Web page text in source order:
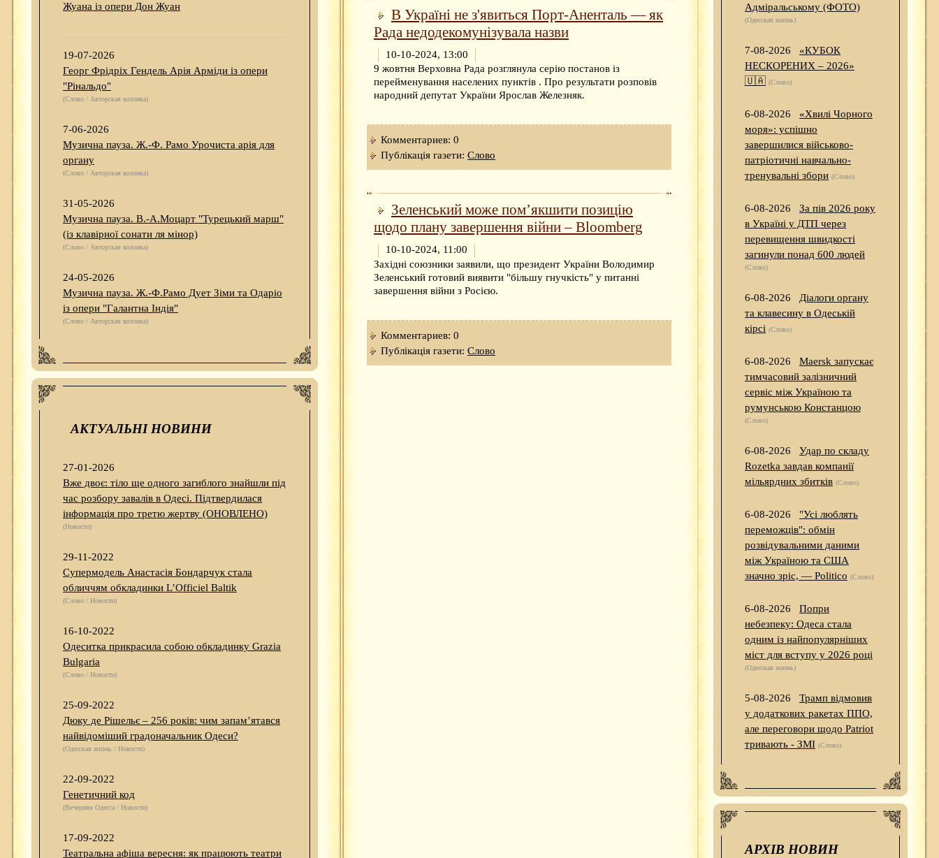
Жуана із опери Дон Жуан
19-07-2026
Георг Фрідріх Гендель Арія Арміди із опери
"Рінальдо"
(Слово / Авторская колонка)
7-06-2026
Музична пауза. Ж.-Ф. Рамо Урочиста арія для
органу
(Слово / Авторская колонка)
31-05-2026
Музична пауза. В.-А.Моцарт "Турецький марш"
(із клавірної сонати ля мінор)
(Слово / Авторская колонка)
24-05-2026
Музична пауза. Ж.-Ф.Рамо Дует Зіми та Одаріо
із опери "Галантна Індія"
(Слово / Авторская колонка)
АКТУАЛЬНІ НОВИНИ
27-01-2026
Вже двоє: тіло ще одного загиблого знайшли під
час розбору завалів в Одесі. Підтвердилася
інформація про третю жертву (ОНОВЛЕНО)
(Новости)
29-11-2022
Супермодель Анастасія Бондарчук стала
обличчям обкладинки L’Officiel Baltik
(Слово / Новости)
16-10-2022
Одеситка прикрасила собою обкладинку Grazia
Bulgaria
(Слово / Новости)
25-09-2022
Дюку де Рішельє – 256 років: чим запам’ятався
найвідоміший градоначальник Одеси?
(Одесская жизнь / Новости)
22-09-2022
Генетичний код
(Вечерняя Одесса / Новости)
17-09-2022
Театральна афіша вересня: як працюють театри
В Україні не з'явиться Порт-Аненталь — як
Рада недодекомунізувала назви
10-10-2024, 13:00
9 жовтня Верховна Рада розглянула серію постанов із
перейменування населених пунктів . Про результати розповів
народний депутат України Ярослав Железняк.
Комментариев: 0
Публікація газети: Слово
Зеленський може пом’якшити позицію
щодо плану завершення війни – Bloomberg
10-10-2024, 11:00
Західні союзники заявили, що президент України Володимир
Зеленський готовий виявити "більшу гнучкість" у питанні
завершення війни з Росією.
Комментариев: 0
Публікація газети: Слово
Адміральському (ФОТО)
(Одесская жизнь)
7-08-2026
«КУБОК
НЕСКОРЕНИХ – 2026»
🇺🇦 (Слово)
6-08-2026
«Хвилі Чорного
моря»: успішно
завершилися військово-
патріотичні навчально-
тренувальні збори (Слово)
6-08-2026
За пів 2026 року
в Україні у ДТП через
перевищення швидкості
загинули понад 600 людей
(Слово)
6-08-2026
Діалоги органу
та клавесину в Одеській
кірсі (Слово)
6-08-2026
Maersk запускає
тимчасовий залізничний
сервіс між Україною та
румунською Констанцою
(Слово)
6-08-2026
Удар по складу
Rozetka завдав компанії
мільярдних збитків (Слово)
6-08-2026
"Усі люблять
переможців": обмін
розвідувальними даними
між Україною та США
значно зріс, — Politico (Слово)
6-08-2026
Попри
небезпеку: Одеса стала
одним із найпопулярніших
міст для вступу у 2026 році
(Одесская жизнь)
5-08-2026
Трамп відмовив
у додаткових ракетах ППО,
але переговори щодо Patriot
тривають - ЗМІ (Слово)
АРХІВ НОВИН